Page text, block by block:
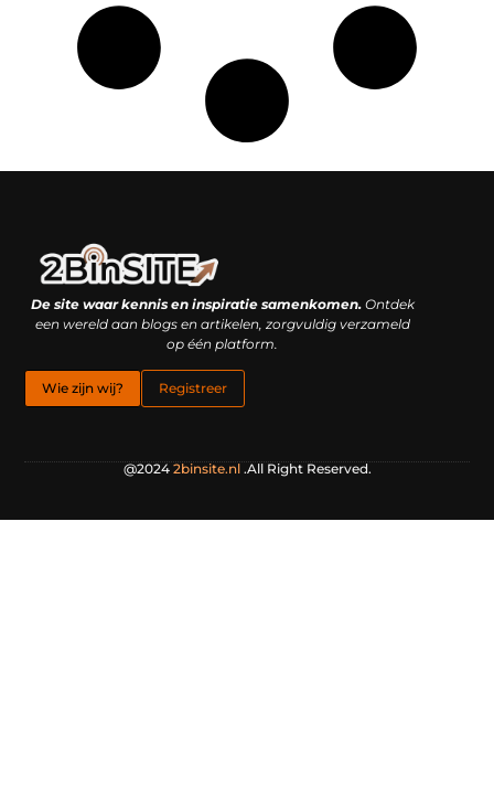
De site waar kennis en inspiratie samenkomen.Ontdek
een wereld aan blogs en artikelen, zorgvuldig verzameld
op één platform.
Wie zijn wij? Registreer
@2024 2binsite.nl.All Right Reserved.